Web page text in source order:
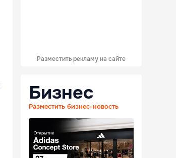
Разместить рекламу на сайте
Бизнес
Разместить бизнес-новость